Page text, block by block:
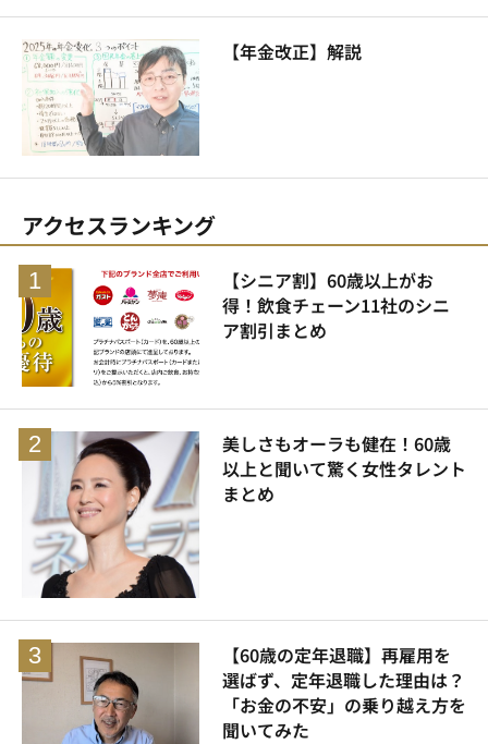
【年金改正】解説
アクセスランキング
【シニア割】60歳以上がお
得！飲食チェーン11社のシニ
ア割引まとめ
美しさもオーラも健在！60歳
以上と聞いて驚く女性タレント
まとめ
【60歳の定年退職】再雇用を
選ばず、定年退職した理由は？
「お金の不安」の乗り越え方を
聞いてみた